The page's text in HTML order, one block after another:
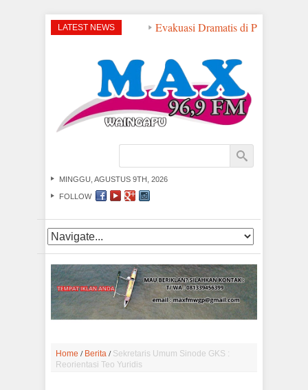
LATEST NEWS Evakuasi Dramatis di Perairan
MINGGU, AGUSTUS 9TH, 2026
FOLLOW
Home / Berita / Sekretaris Umum Sinode GKS :
Reorientasi Teo Yuridis